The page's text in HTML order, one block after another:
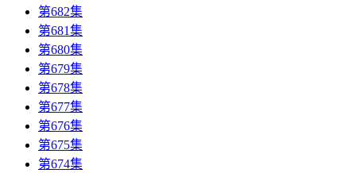
第682集
第681集
第680集
第679集
第678集
第677集
第676集
第675集
第674集